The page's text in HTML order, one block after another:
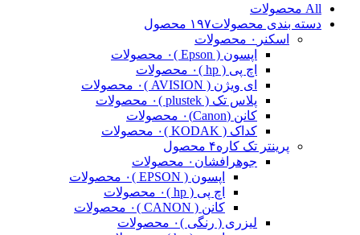
All محصولات
دسته بندی محصولات۱۹۷ محصول
اسکنر ۰ محصولات
اپسون ( Epson )
۰ محصولات
اچ پی ( hp )
۰ محصولات
ای ویژن ( AVISION )
۰ محصولات
پلاس تک ( plustek )
۰ محصولات
کانن (Canon)
۰ محصولات
کداک ( KODAK )
۰ محصولات
پرینتر تک کاره۴ محصول
جوهرافشان ۰ محصولات
اپسون ( EPSON )
۰ محصولات
اچ پی ( hp )
۰ محصولات
کانن ( CANON )
۰ محصولات
لیزری ( رنگی )۰ محصولات